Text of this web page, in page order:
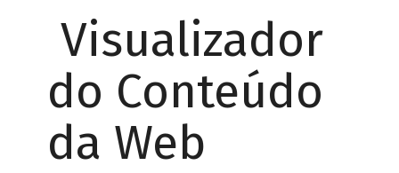
Visualizador
do Conteúdo
da Web